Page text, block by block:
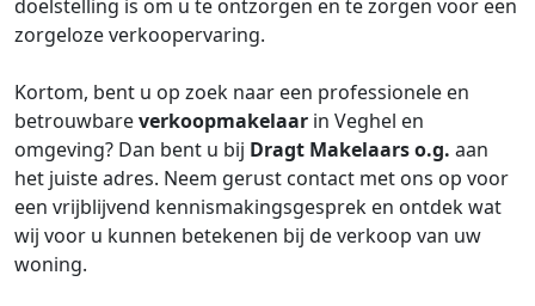
doelstelling is om u te ontzorgen en te zorgen voor een
zorgeloze verkoopervaring.
Kortom, bent u op zoek naar een professionele en
betrouwbareverkoopmakelaar in Veghel en
omgeving? Dan bent u bij Dragt Makelaars o.g. aan
het juiste adres. Neem gerust contact met ons op voor
een vrijblijvend kennismakingsgesprek en ontdek wat
wij voor u kunnen betekenen bij de verkoop van uw
woning.